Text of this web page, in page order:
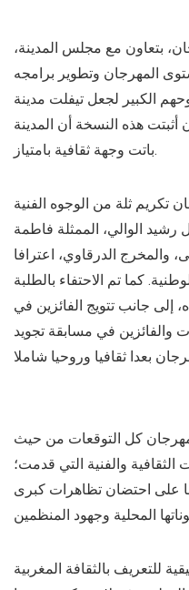
بتعاون مع مجلس المدينة،
المهرجان وتطوير برامجه
الكبير لجعل تيفلت مدينة
هذه النسخة أن المدينة
باتت وجهة ثقافية بامتياز.
تكريم ثلة من الوجوه الفنية
رشيد الوالي، الممثلة فاطمة
والمخرج الدرقاوي، اعترافا
كما تم الاحتفاء بالطلبة
إلى جانب تتويج الفائزين في
والفائزين في مسابقة تجويد
كل التوقعات من حيث
والفنية التي قدمت؛
على احتضان تظاهرات كبرى
للتعريف بالثقافة المغربية